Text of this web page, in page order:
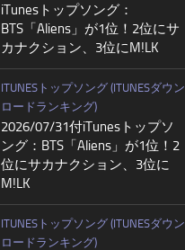
iTunesトップソング：
BTS「Aliens」が1位！2位にサ
カナクション、3位にM!LK
ITUNESトップソング (ITUNESダウン
ロードランキング)
2026/07/31付iTunesトップソ
ング：BTS「Aliens」が1位！2
位にサカナクション、3位に
M!LK
ITUNESトップソング (ITUNESダウン
ロードランキング)